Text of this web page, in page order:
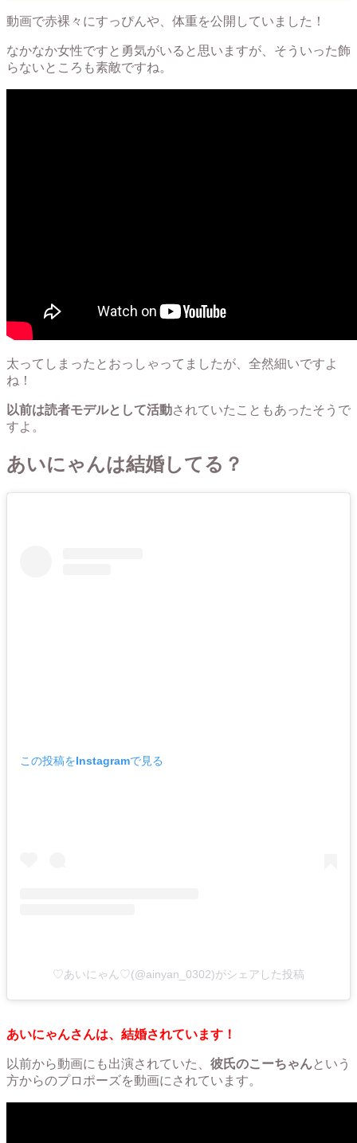
動画で赤裸々にすっぴんや、体重を公開していました！
なかなか女性ですと勇気がいると思いますが、そういった飾
らないところも素敵ですね。
太ってしまったとおっしゃってましたが、全然細いですよ
ね！
以前は読者モデルとして活動されていたこともあったそうで
すよ。
あいにゃんは結婚してる？
この投稿をInstagramで見る
♡あいにゃん♡(@ainyan_0302)がシェアした投稿
あいにゃんさんは、結婚されています！
以前から動画にも出演されていた、 彼氏のこーちゃんという
方からのプロポーズを動画にされています。